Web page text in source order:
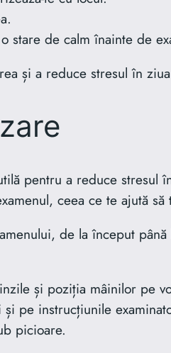
stare de calm înainte de
și a reduce stresul în
pentru a reduce stresul
ceea ce te ajută
de la început
și poziția mâinilor pe
pe instrucțiunile
picioare.